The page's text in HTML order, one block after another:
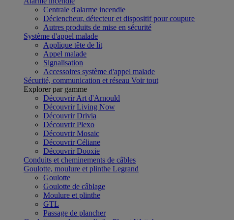
Centrale d'alarme incendie
Déclencheur, détecteur et dispositif pour coupure
Autres produits de mise en sécurité
Système d'appel malade
Applique tête de lit
Appel malade
Signalisation
Accessoires système d'appel malade
Sécurité, communication et réseau Voir tout
Explorer par gamme
Découvrir Art d'Arnould
Découvrir Living Now
Découvrir Drivia
Découvrir Plexo
Découvrir Mosaic
Découvrir Céliane
Découvrir Dooxie
Conduits et cheminements de câbles
Goulotte, moulure et plinthe Legrand
Goulotte
Goulotte de câblage
Moulure et plinthe
GTL
Passage de plancher